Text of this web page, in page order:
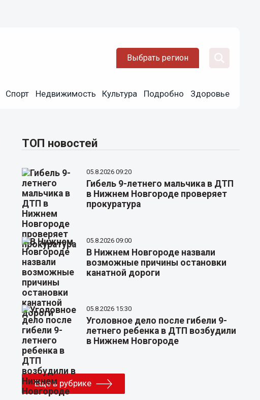
Выбрать регион
Спорт Недвижимость Культура Подробно Здоровье
ТОП новостей
05.8.2026 09:20
Гибель 9-летнего мальчика в ДТП
в Нижнем Новгороде проверяет
прокуратура
05.8.2026 09:00
В Нижнем Новгороде назвали
возможные причины остановки
канатной дороги
05.8.2026 15:30
Уголовное дело после гибели 9-
летнего ребенка в ДТП возбудили
в Нижнем Новгороде
Еще в рубрике